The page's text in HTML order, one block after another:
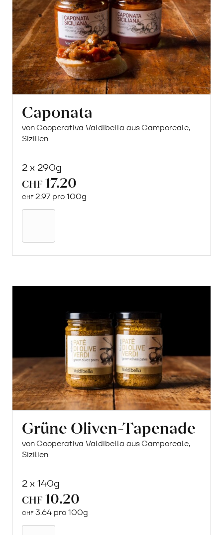
Caponata
von Cooperativa Valdibella aus Camporeale,
Sizilien
2 x 290g
CHF 17.20
CHF 2.97 pro 100g
Grüne Oliven-Tapenade
von Cooperativa Valdibella aus Camporeale,
Sizilien
2 x 140g
CHF 10.20
CHF 3.64 pro 100g